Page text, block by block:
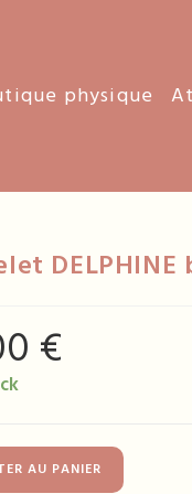
physique
€
AU PANIER